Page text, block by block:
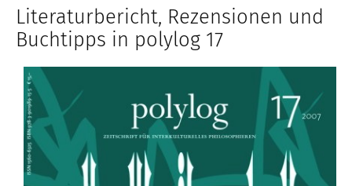
Literaturbericht, Rezensionen und
Buchtipps in polylog 17